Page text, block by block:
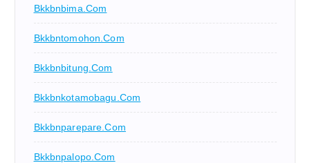
Bkkbnbima.com
Bkkbntomohon.com
Bkkbnbitung.com
Bkkbnkotamobagu.com
Bkkbnparepare.com
Bkkbnpalopo.com